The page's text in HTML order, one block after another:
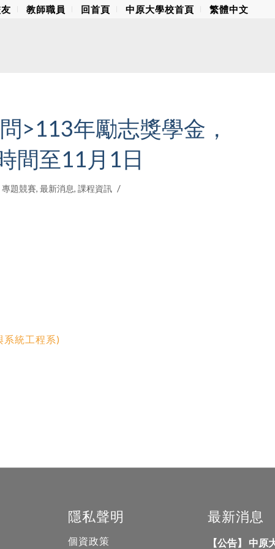
教師職員 回首頁 中原大學校首頁 繁體中文
>113年勵志獎學金，
間至11月1日
專題競賽, 最新消息, 課程資訊 /
統工程系)
隱私聲明
個資政策
最新消息
【公告】 中原